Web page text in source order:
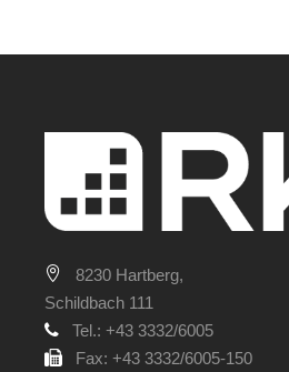
8230 Hartberg,
Schildbach 111
Tel.: +43 3332/6005
Fax: +43 3332/6005-150